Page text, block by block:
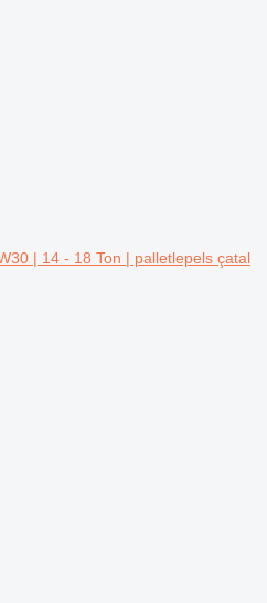
| 14 - 18 Ton | palletlepels çatal